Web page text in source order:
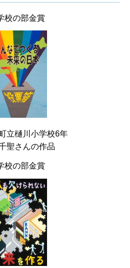
校の部金賞
立樋川小学校6年
聖さんの作品
校の部金賞